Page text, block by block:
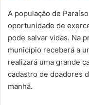
A população de
oportunidade de
pode salvar vidas. Na
município receberá a
realizará uma grande
cadastro de doadores
manhã.